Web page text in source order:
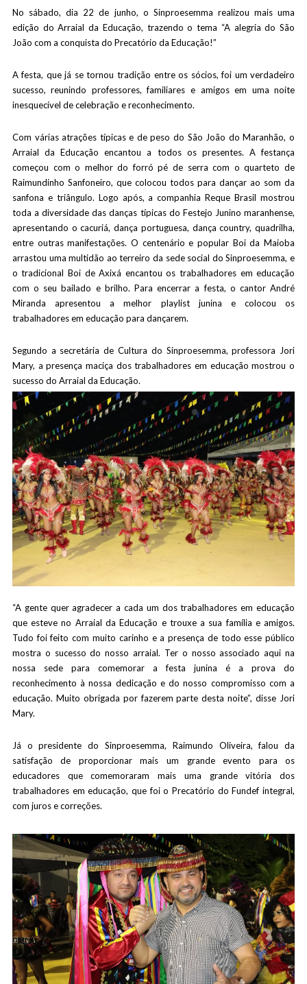
No sábado, dia 22 de junho, o Sinproesemma realizou mais uma
edição do Arraial da Educação, trazendo o tema “A alegria do São
João com a conquista do Precatório da Educação!”
A festa, que já se tornou tradição entre os sócios, foi um verdadeiro
sucesso, reunindo professores, familiares e amigos em uma noite
inesquecível de celebração e reconhecimento.
Com várias atrações típicas e de peso do São João do Maranhão, o
Arraial da Educação encantou a todos os presentes. A festança
começou com o melhor do forró pé de serra com o quarteto de
Raimundinho Sanfoneiro, que colocou todos para dançar ao som da
sanfona e triângulo. Logo após, a companhia Reque Brasil mostrou
toda a diversidade das danças típicas do Festejo Junino maranhense,
apresentando o cacuriá, dança portuguesa, dança country, quadrilha,
entre outras manifestações. O centenário e popular Boi da Maioba
arrastou uma multidão ao terreiro da sede social do Sinproesemma, e
o tradicional Boi de Axixá encantou os trabalhadores em educação
com o seu bailado e brilho. Para encerrar a festa, o cantor André
Miranda apresentou a melhor playlist junina e colocou os
trabalhadores em educação para dançarem.
Segundo a secretária de Cultura do Sinproesemma, professora Jori
Mary, a presença maciça dos trabalhadores em educação mostrou o
sucesso do Arraial da Educação.
“A gente quer agradecer a cada um dos trabalhadores em educação
que esteve no Arraial da Educação e trouxe a sua família e amigos.
Tudo foi feito com muito carinho e a presença de todo esse público
mostra o sucesso do nosso arraial. Ter o nosso associado aqui na
nossa sede para comemorar a festa junina é a prova do
reconhecimento à nossa dedicação e do nosso compromisso com a
educação. Muito obrigada por fazerem parte desta noite”, disse Jori
Mary.
Já o presidente do Sinproesemma, Raimundo Oliveira, falou da
satisfação de proporcionar mais um grande evento para os
educadores que comemoraram mais uma grande vitória dos
trabalhadores em educação, que foi o Precatório do Fundef integral,
com juros e correções.